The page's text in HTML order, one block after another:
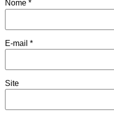
Nome *
E-mail *
Site